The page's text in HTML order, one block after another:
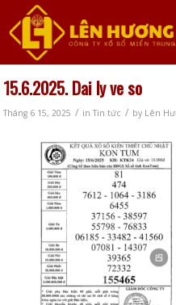
15.6.2025. Dai ly ve so
Tháng 6 15, 2025 / inTin tức / by Lên